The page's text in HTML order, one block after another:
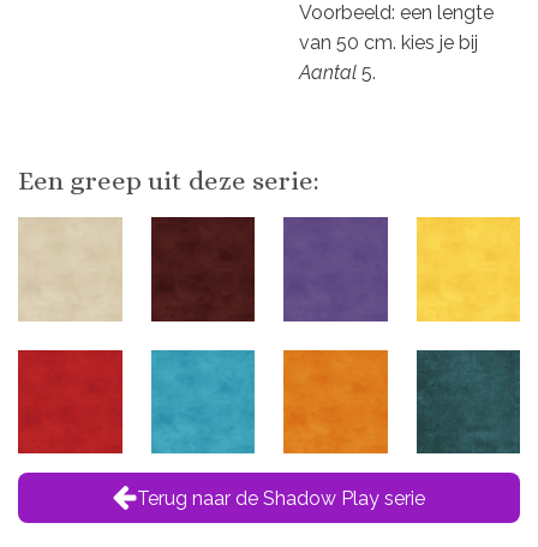
Voorbeeld: een lengte
van 50 cm. kies je bij
Aantal 5.
Een greep uit deze serie:
Terug naar de Shadow Play serie